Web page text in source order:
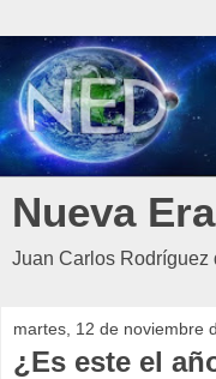
Nueva
Juan Carlos Rodríguez
martes, 12 de noviembre
¿Es este el